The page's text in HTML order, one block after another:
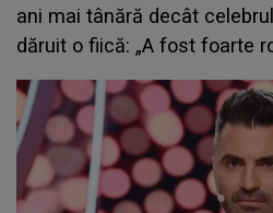
ani mai tânără decât
dăruit o fiică: „A fost foarte
noastră întâlnire”